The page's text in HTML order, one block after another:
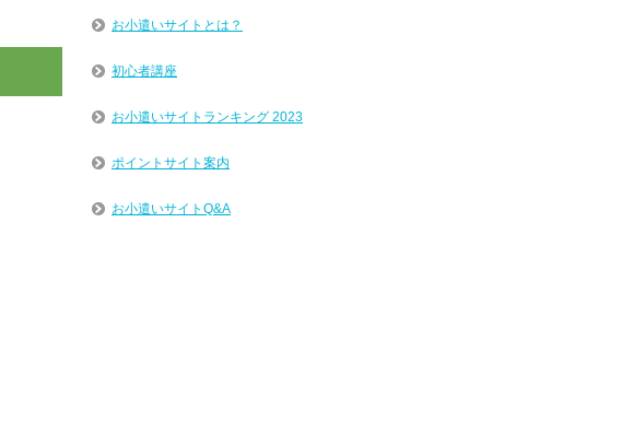
お小遣いサイトとは？
初心者講座
お小遣いサイトランキング 2023
ポイントサイト案内
お小遣いサイトQ&A